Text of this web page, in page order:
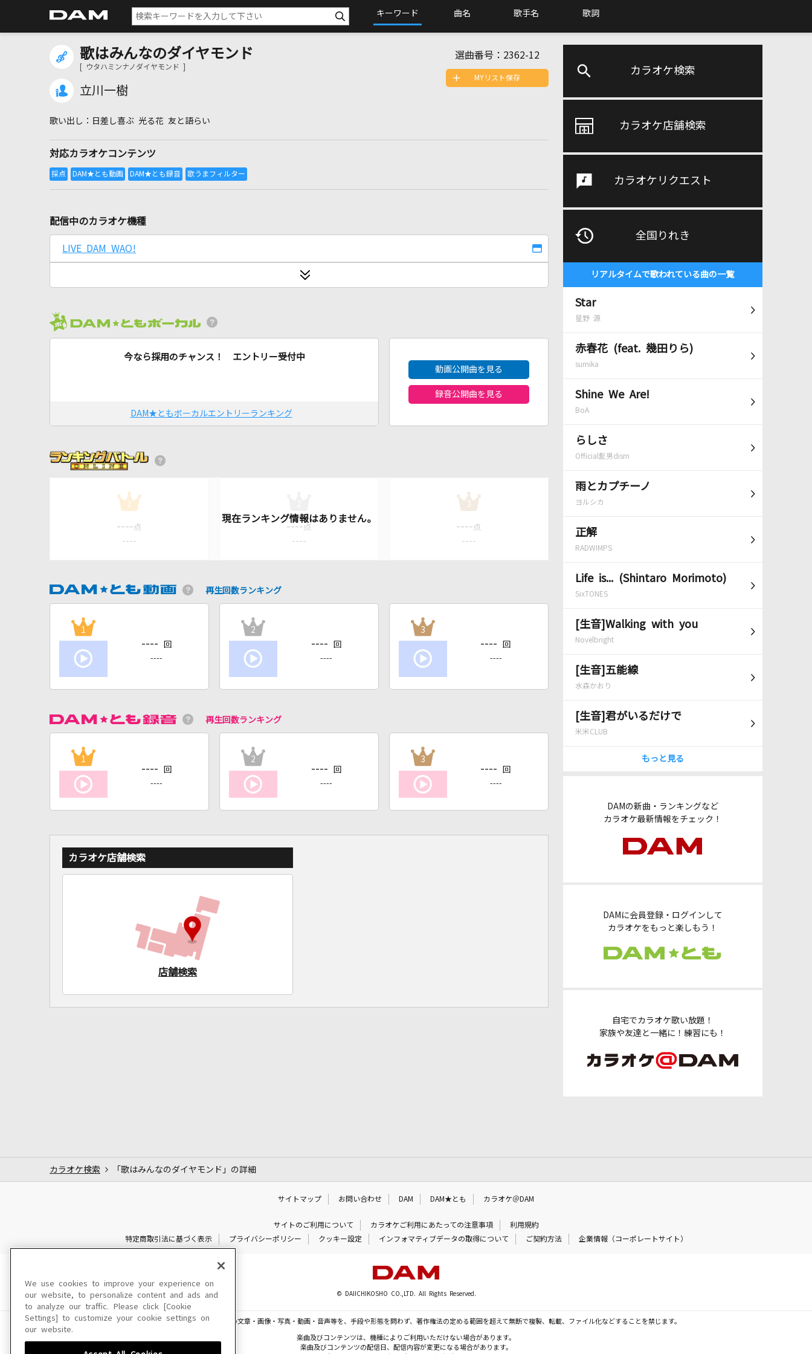
キーワード 曲名 歌手名 歌詞
カラオケ検索
カラオケ店舗検索
カラオケリクエスト
全国りれき
リアルタイムで歌われている曲の一覧
Star
星野 源
赤春花 (feat. 幾田りら)
sumika
Shine We Are!
BoA
らしさ
Official髭男dism
雨とカプチーノ
ヨルシカ
正解
RADWIMPS
Life is... (Shintaro Morimoto)
SixTONES
[生音]Walking with you
Novelbright
[生音]五能線
水森かおり
[生音]君がいるだけで
米米CLUB
もっと見る
DAMの新曲・ランキングなど
カラオケ最新情報をチェック！
DAMに会員登録・ログインして
カラオケをもっと楽しもう！
自宅でカラオケ歌い放題！
家族や友達と一緒に！練習にも！
歌はみんなのダイヤモンド
[ ウタハミンナノダイヤモンド ]
立川一樹
選曲番号： 2362-12
日差し喜ぶ 光る花 友と語らい
対応カラオケコンテンツ
MYリスト保存
配信中のカラオケ機種
LIVE DAM WAO!
今なら採用のチャンス！ エントリー受付中
DAM★ともボーカルエントリーランキング
動画公開曲を見る
録音公開曲を見る
1
---- 点
----
---- 点
----
3
---- 点
----
再生回数ランキング
1
---- 回
----
2
---- 回
----
3
---- 回
----
再生回数ランキング
1
---- 回
----
2
---- 回
----
3
---- 回
----
カラオケ店舗検索
店舗検索
カラオケ検索 「歌はみんなのダイヤモンド」の詳細
サイトマップ お問い合わせ DAM DAM★とも カラオケ＠DAM
サイトのご利用について カラオケご利用にあたっての注意事項
利用規約
特定商取引法に基づく表示
プライバシーポリシー クッキー設定 インフォマティブデータの取得について ご契約方法 企業情報（コーポレートサイト）
© DAIICHIKOSHO CO.,LTD. All Rights Reserved.
このサイトに掲載されている一切の文章・画像・写真・動画・音声等を、手段や形態を問わず、著作権法の定める範囲を超えて無断で複製、転載、ファイル化などすることを禁じます。
楽曲及びコンテンツは、機種によりご利用いただけない場合があります。
楽曲及びコンテンツの配信日、配信内容が変更になる場合があります。
We use cookies to improve your experience on
our website, to personalize content and ads and
to analyze our traffic. Please click [Cookie
Settings] to customize your cookie settings on
our website.